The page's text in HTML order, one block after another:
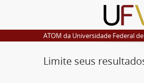
ATOM da Universidade Federal
Limite seus